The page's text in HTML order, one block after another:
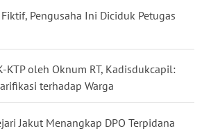
Pengusaha Ini Diciduk Petugas
KTP oleh Oknum RT, Kadisdukcapil:
terhadap Warga
Jakut Menangkap DPO Terpidana